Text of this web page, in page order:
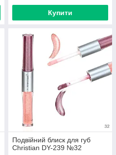
Купити
Подвійний блиск для губ
Christian DY-239 №32